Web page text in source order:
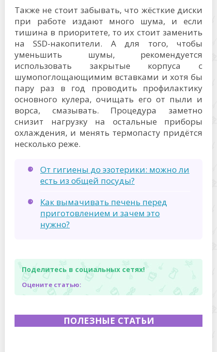
Также не стоит забывать, что жёсткие диски
при работе издают много шума, и если
тишина в приоритете, то их стоит заменить
на SSD-накопители. А для того, чтобы
уменьшить шумы, рекомендуется
использовать закрытые корпуса с
шумопоглощающимим вставками и хотя бы
пару раз в год проводить профилактику
основного кулера, очищать его от пыли и
ворса, смазывать. Процедура заметно
снизит нагрузку на остальные приборы
охлаждения, и менять термопасту придётся
несколько реже.
От гигиены до эзотерики: можно ли
есть из общей посуды?
Как вымачивать печень перед
приготовлением и зачем это
нужно?
Поделитесь в социальных сетях!
Оцените статью:
ПОЛЕЗНЫЕ СТАТЬИ